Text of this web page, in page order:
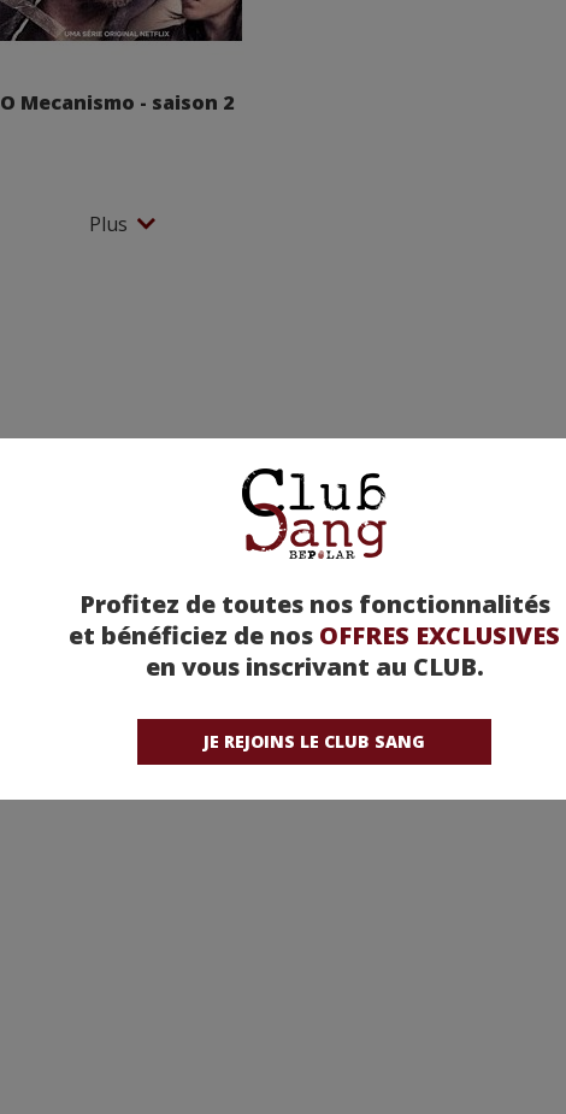
Profitez de toutes nos fonctionnalités
et bénéficiez de nos OFFRES EXCLUSIVES
en vous inscrivant au CLUB.
JE REJOINS LE CLUB SANG
O Mecanismo - saison 2
Plus